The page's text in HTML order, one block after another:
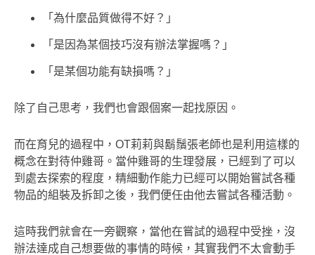
「為什麼品質做得不好？」
「是因為某個技巧沒有辦法掌握嗎？」
「是某個功能有缺損嗎？」
除了自己思考，我們也會跟個案一起找原因。
而在育兒的過程中，OT莉莉與鬍鬚張老師也是利用這樣的
概念在對待仲雞哥。當仲雞哥的生理發展，已經到了可以
到處去探索的程度，精細動作能力已經可以開始嘗試各種
物品的組裝及拆卸之後，我們便任由他去嘗試各種活動。
這時我們就會在一旁觀察，當他在嘗試的過程中受挫，沒
辦法達成自己想要做的事情的時候，其實我們不太會動手